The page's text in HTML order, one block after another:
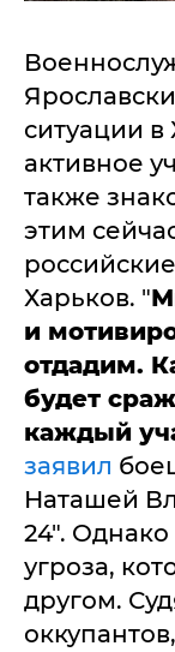
ситуации
активное
также
этим
Харьков. "
и
отдадим.
будет
каждый
заявил
Наташей
24".
угроза,
другом.